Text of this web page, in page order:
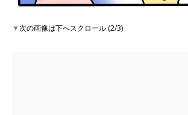
▼次の画像は下へスクロール (2/3)